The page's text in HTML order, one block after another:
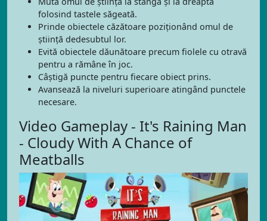
folosind tastele săgeată.
Prinde obiectele căzătoare poziționând omul de
știință dedesubtul lor.
Evită obiectele dăunătoare precum fiolele cu otravă
pentru a rămâne în joc.
Câștigă puncte pentru fiecare obiect prins.
Avansează la niveluri superioare atingând punctele
necesare.
Video Gameplay - It's Raining Man
- Cloudy With A Chance of
Meatballs